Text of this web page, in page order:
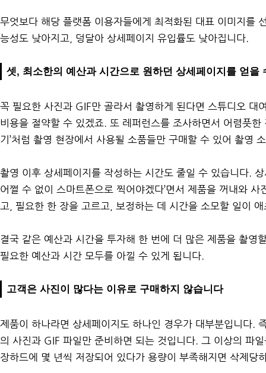
무엇보다 해당 플랫폼 이용자들에게 최적화된 대표 이미지를
능성도 낮아지고, 덩달아 상세페이지 유입률도 낮아집니다.
셋, 최소한의 예산과 시간으로 원하던 상세페이지를 얻을
꼭 필요한 사진과 GIF만 골라서 촬영하게 된다면 스튜디오 대
비용을 절약할 수 있겠죠. 또 레퍼런스를 조사하면서 어렴풋한
기’처럼 촬영 현장에서 사용될 소품들만 구매할 수 있어 촬영
촬영 이후 상세페이지를 작성하는 시간도 줄일 수 있습니다.
어쩔 수 없이 스마트폰으로 찍어야겠다’면서 제품을 꺼내와
고, 필요한 한 장을 고르고, 보정하는 데 시간을 소모할 일이
결국 같은 예산과 시간을 투자해 한 번에 더 많은 제품을 촬영
필요한 예산과 시간 모두를 아낄 수 있게 됩니다.
고객은 사진이 많다는 이유로 구매하지 않습니다
제품이 하나라면 상세페이지도 하나인 경우가 대부분입니다.
의 사진과 GIF 파일만 준비하면 되는 것입니다. 그 이상의 파일
장하드에 몇 년씩 저장되어 있다가 용량이 부족해지면 삭제당